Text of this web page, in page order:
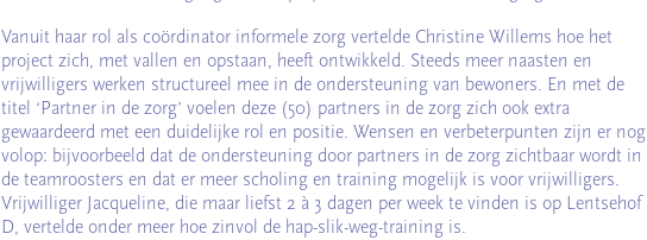
Vanuit haar rol als coördinator informele zorg vertelde Christine Willems hoe het
project zich, met vallen en opstaan, heeft ontwikkeld. Steeds meer naasten en
vrijwilligers werken structureel mee in de ondersteuning van bewoners. En met de
titel ‘Partner in de zorg’ voelen deze (50) partners in de zorg zich ook extra
gewaardeerd met een duidelijke rol en positie. Wensen en verbeterpunten zijn er nog
volop: bijvoorbeeld dat de ondersteuning door partners in de zorg zichtbaar wordt in
de teamroosters en dat er meer scholing en training mogelijk is voor vrijwilligers.
Vrijwilliger Jacqueline, die maar liefst 2 à 3 dagen per week te vinden is op Lentsehof
D, vertelde onder meer hoe zinvol de hap-slik-weg-training is.